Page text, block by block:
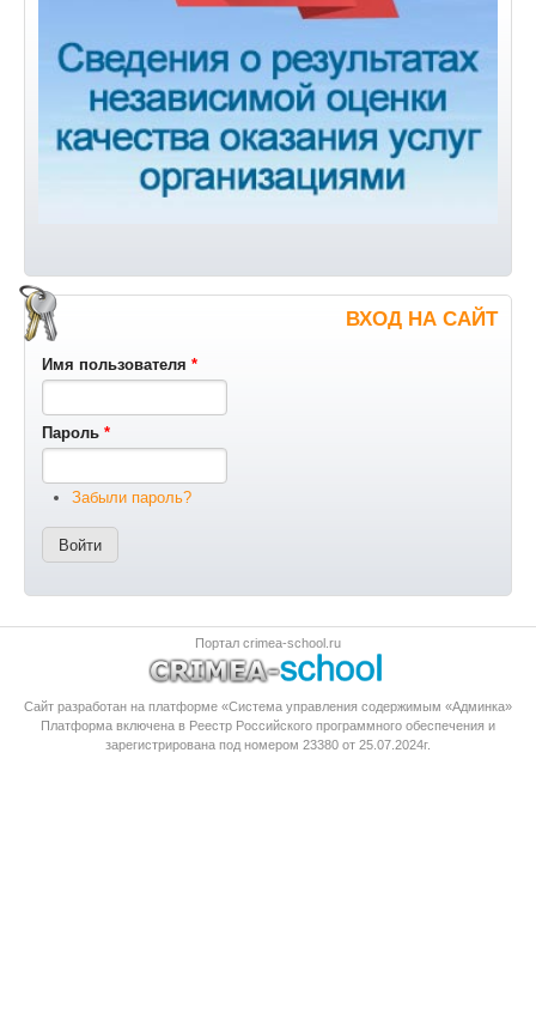
ВХОД НА САЙТ
Имя пользователя *
Пароль *
Забыли пароль?
Портал crimea-school.ru
Сайт разработан на платформе «Система управления содержимым «Админка»
Платформа включена в Реестр Российского программного обеспечения и
зарегистрирована под номером 23380 от 25.07.2024г.